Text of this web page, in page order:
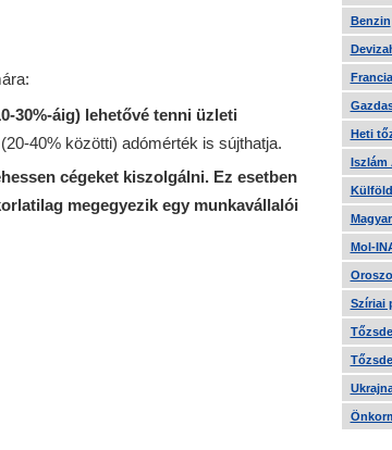
30%-áig) lehetővé tenni üzleti
40% közötti) adómérték is sújthatja.
cégeket kiszolgálni. Ez esetben
megegyezik egy munkavállalói
Benzin
Heti
Iszlám
Mol-
Szíriai